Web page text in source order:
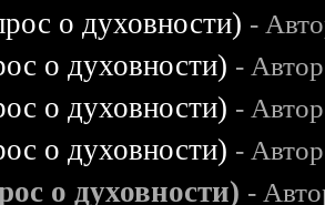
о духовности) -
о духовности) -
о духовности) -
о духовности) -
о духовности) -